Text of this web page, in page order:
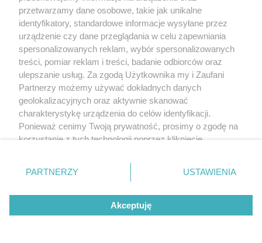
przetwarzamy dane osobowe, takie jak unikalne
identyfikatory, standardowe informacje wysyłane przez
urządzenie czy dane przeglądania w celu zapewniania
spersonalizowanych reklam, wybór spersonalizowanych
treści, pomiar reklam i treści, badanie odbiorców oraz
ulepszanie usług. Za zgodą Użytkownika my i Zaufani
Partnerzy możemy używać dokładnych danych
geolokalizacyjnych oraz aktywnie skanować
charakterystykę urządzenia do celów identyfikacji.
Ponieważ cenimy Twoją prywatność, prosimy o zgodę na
korzystanie z tych technologii poprzez kliknięcie
zmienić/wycofać klikając przycisk ustawień prywatności
znajdujący się w lewym dolnym rogu strony
rodzaje przetwarzania danych nie wymagają zgody
użytkownika, ale masz prawo sprzeciwić się takiemu
przetwarzaniu. Preferencje będą miały zastosowanie tylko
PARTNERZY USTAWIENIA
Akceptuję